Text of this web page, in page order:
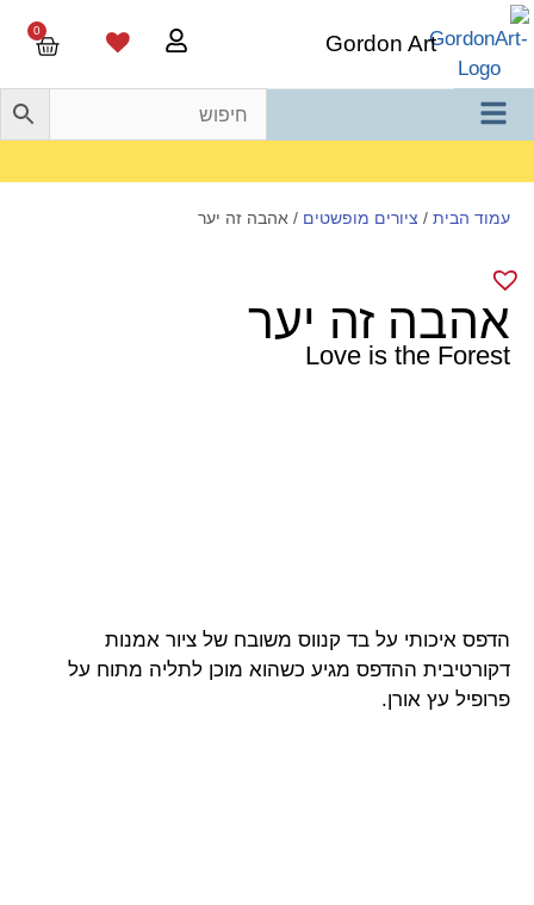
Gordon Art
0
עמוד הבית / ציורים מופשטים / אהבה זה יער
אהבה זה יער
Love is the Forest
הדפס איכותי על בד קנווס משובח של ציור אמנות
דקורטיבית ההדפס מגיע כשהוא מוכן לתליה מתוח על
פרופיל עץ אורן.